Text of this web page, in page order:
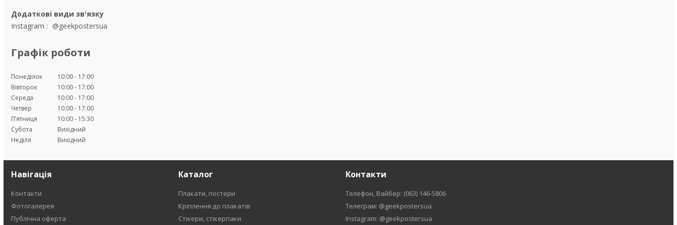
Instagram @geekpostersua
Графік роботи
Понеділок 10:00
17:00
Вівторок
10:00
17:00
Середа
10:00
17:00
Четвер
10:00
17:00
Пʼятниця
10:00
15:30
Субота
Вихідний
Неділя
Вихідний
Навігація
Контакти
Фотогалерея
Публічна оферта
Каталог
Плакати, постери
Кріплення до плакатів
Стікери, стікерпаки
Контакти
Телефон, Вайбер: (063) 146-5806
Телеграм: @geekpostersua
Instagram: @geekpostersua